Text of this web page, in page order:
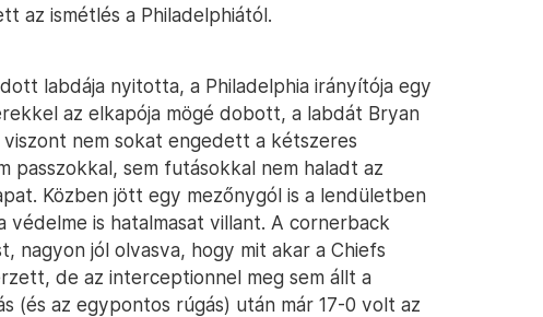
az ismétlés a Philadelphiától.
labdája nyitotta, a Philadelphia irányítója egy
az elkapója mögé dobott, a labdát Bryan
nem sokat engedett a kétszeres
passzokkal, sem futásokkal nem haladt az
Közben jött egy mezőnygól is a lendületben
védelme is hatalmasat villant. A cornerback
nagyon jól olvasva, hogy mit akar a Chiefs
de az interceptionnel meg sem állt a
(és az egypontos rúgás) után már 17-0 volt az